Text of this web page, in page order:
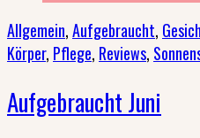
Allgemein,Aufgebraucht,
Körper, Pflege, Reviews,
Aufgebraucht Juni